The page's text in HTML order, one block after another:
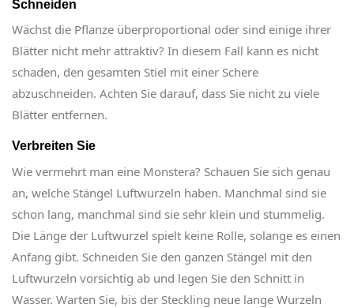
Schneiden
Wächst die Pflanze überproportional oder sind einige ihrer
Blätter nicht mehr attraktiv? In diesem Fall kann es nicht
schaden, den gesamten Stiel mit einer Schere
abzuschneiden. Achten Sie darauf, dass Sie nicht zu viele
Blätter entfernen.
Verbreiten Sie
Wie vermehrt man eine Monstera? Schauen Sie sich genau
an, welche Stängel Luftwurzeln haben. Manchmal sind sie
schon lang, manchmal sind sie sehr klein und stummelig.
Die Länge der Luftwurzel spielt keine Rolle, solange es einen
Anfang gibt. Schneiden Sie den ganzen Stängel mit den
Luftwurzeln vorsichtig ab und legen Sie den Schnitt in
Wasser. Warten Sie, bis der Steckling neue lange Wurzeln